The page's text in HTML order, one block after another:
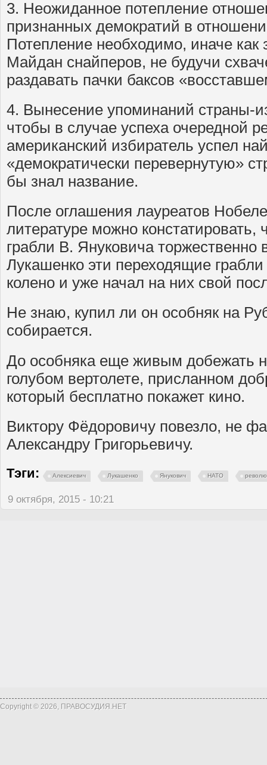
3. Неожиданное потепление
признанных демократий в
Потепление необходимо, иначе как
Майдан снайперов, не будучи
раздавать пачки баксов
4. Вынесение упоминаний страны-
чтобы в случае успеха очередной
американский избиратель успел
«демократически перевернутую»
бы знал название.
После оглашения лауреатов
литературе можно констатировать,
грабли В. Януковича
Лукашенко эти переходящие
колено и уже начал на них свой
Не знаю, купил ли он особняк на
собирается.
До особняка еще живым добежать
голубом вертолете, присланном
который бесплатно покажет кино.
Виктору Фёдоровичу повезло, не
Александру Григорьевичу.
Тэги: Алексиевич Лукашенко Янукович НАТО
9 октября, 2015 - 10:21
Copyright © 2026, ПРАВОСУДИЯ.НЕТ